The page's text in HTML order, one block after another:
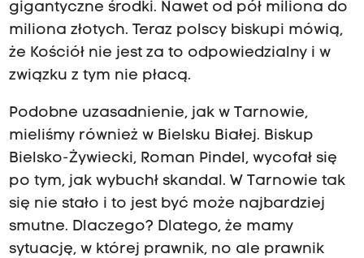
gigantyczne środki. Nawet od pół miliona do
miliona złotych. Teraz polscy biskupi mówią,
że Kościół nie jest za to odpowiedzialny i w
związku z tym nie płacą.
Podobne uzasadnienie, jak w Tarnowie,
mieliśmy również w Bielsku Białej. Biskup
Bielsko-Żywiecki, Roman Pindel, wycofał się
po tym, jak wybuchł skandal. W Tarnowie tak
się nie stało i to jest być może najbardziej
smutne. Dlaczego? Dlatego, że mamy
sytuację, w której prawnik, no ale prawnik